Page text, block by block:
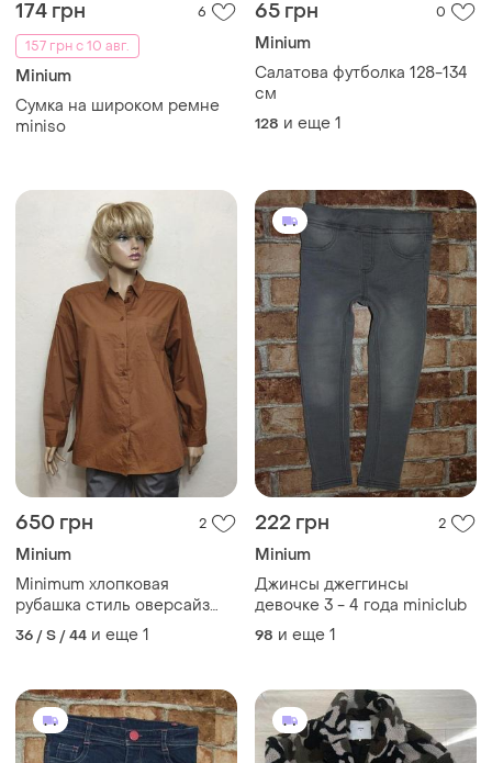
174 грн
6
157 грн с 10 авг.
Minium
Сумка на широком ремне
miniso
65 грн 0
Minium
Салатова футболка 128-134
см
128 и еще 1
650 грн 2
Minium
Minimum хлопковая
рубашка стиль оверсайз
/11656/
36 / S / 44 и еще 1
222 грн 2
Minium
Джинсы джеггинсы
девочке 3 - 4 года miniclub
98 и еще 1